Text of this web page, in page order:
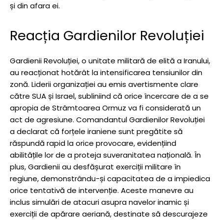
și din afara ei.
Reacția Gardienilor Revoluției
Gardienii Revoluției, o unitate militară de elită a Iranului,
au reacționat hotărât la intensificarea tensiunilor din
zonă. Liderii organizației au emis avertismente clare
către SUA și Israel, subliniind că orice încercare de a se
apropia de Strâmtoarea Ormuz va fi considerată un
act de agresiune. Comandantul Gardienilor Revoluției
a declarat că forțele iraniene sunt pregătite să
răspundă rapid la orice provocare, evidențiind
abilitățile lor de a proteja suveranitatea națională. În
plus, Gardienii au desfășurat exerciții militare în
regiune, demonstrându-și capacitatea de a impiedica
orice tentativă de intervenție. Aceste manevre au
inclus simulări de atacuri asupra navelor inamic și
exerciții de apărare aeriană, destinate să descurajeze